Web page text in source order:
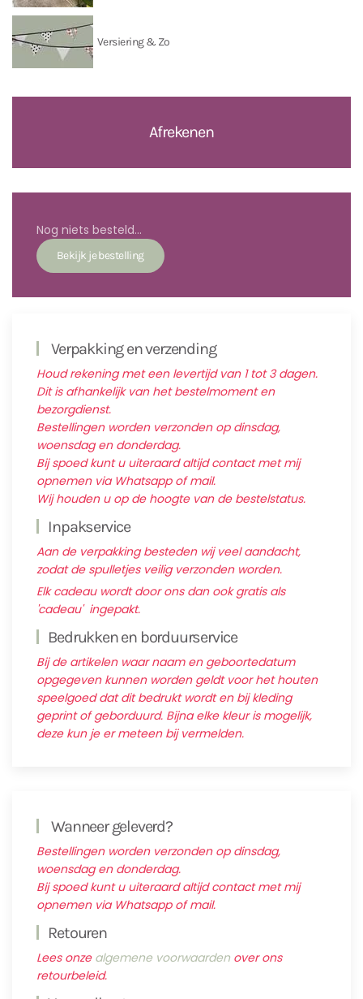
Versiering & Zo
Afrekenen
Nog niets besteld...
Verpakking en verzending
Houd rekening met een levertijd van 1 tot 3 dagen.
Dit is afhankelijk van het bestelmoment en
bezorgdienst.
Bestellingen worden verzonden op dinsdag,
woensdag en donderdag.
Bij spoed kunt u uiteraard altijd contact met mij
opnemen via Whatsapp of mail.
Wij houden u op de hoogte van de bestelstatus.
Inpakservice
Aan de verpakking besteden wij veel aandacht,
zodat de spulletjes veilig verzonden worden.
Elk cadeau wordt door ons dan ook gratis als
'cadeau' ingepakt.
Bedrukken en borduurservice
Bij de artikelen waar naam en geboortedatum
opgegeven kunnen worden geldt voor het houten
speelgoed dat dit bedrukt wordt en bij kleding
geprint of geborduurd. Bijna elke kleur is mogelijk,
deze kun je er meteen bij vermelden.
Wanneer geleverd?
Bestellingen worden verzonden op dinsdag,
woensdag en donderdag.
Bij spoed kunt u uiteraard altijd contact met mij
opnemen via Whatsapp of mail.
Retouren
Lees onze algemene voorwaarden over ons
retourbeleid.